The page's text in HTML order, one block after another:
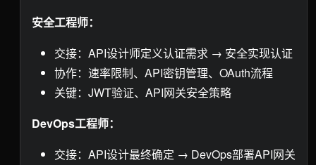
安全工程师：
交接：API设计师定义认证需求 → 安全实现认证
协作：速率限制、API密钥管理、OAuth流程
关键：JWT验证、API网关安全策略
DevOps工程师：
交接：API设计最终确定 → DevOps部署API网关